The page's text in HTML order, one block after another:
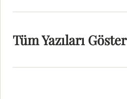
Tüm Yazıları Göster